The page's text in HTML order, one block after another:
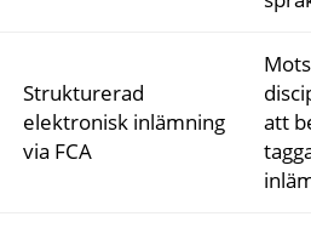
Strukturerad
elektronisk inlämning
via FCA
att